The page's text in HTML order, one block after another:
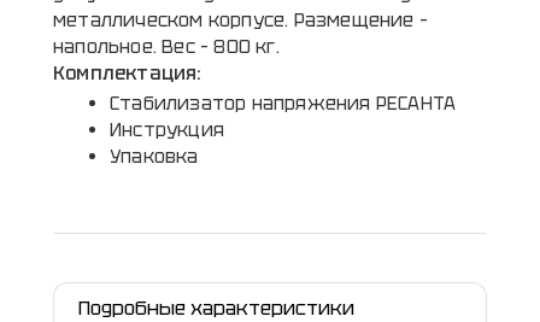
металлическом корпусе. Размещение –
напольное. Вес – 800 кг.
Комплектация:
Стабилизатор напряжения РЕСАНТА
Инструкция
Упаковка
Подробные характеристики